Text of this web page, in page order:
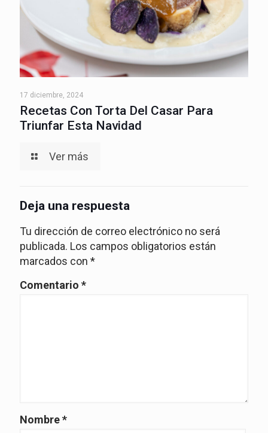
17 diciembre, 2024
Recetas Con Torta Del Casar Para
Triunfar Esta Navidad
Ver más
Deja una respuesta
Tu dirección de correo electrónico no será
publicada. Los campos obligatorios están
marcados con *
Comentario *
Nombre*